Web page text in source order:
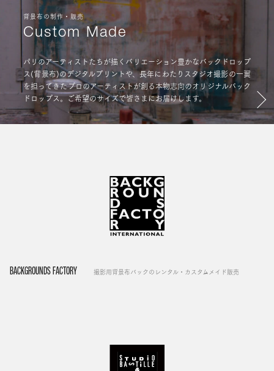
背景布の制作・販売
Custom Made
パリのアーティストたちが描くバリエーション豊かなバックドロップ
ス(背景布)のデジタルプリントや、長年にわたりスタジオ撮影の一翼
を担ってきたプロのアーティストが創る本物志向のオリジナルバック
ドロップス。ご希望のサイズで皆さまにお届けします。
BACKGROUNDS FACTORY 撮影用背景布バックのレンタル・カスタムメイド販売